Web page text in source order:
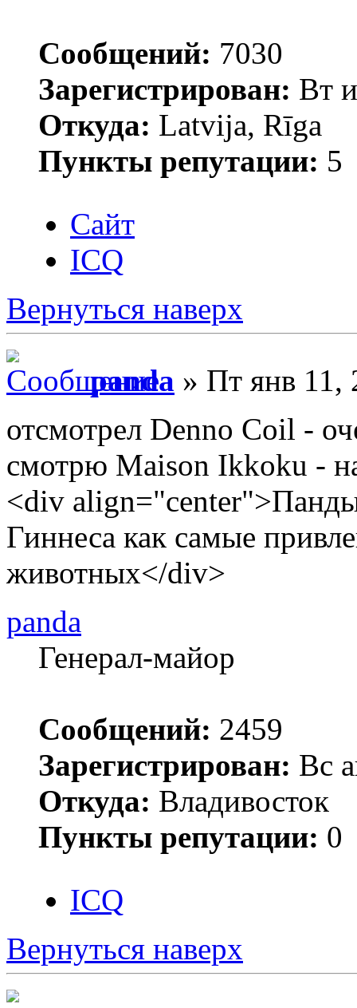
Сообщений: 7030
Зарегистрирован: Вт
Откуда: Latvija, Rīga
Пункты репутации: 5
Сайт
ICQ
Вернуться наверх
panda » Пт янв 11,
отсмотрел Denno Coil -
смотрю Maison Ikkoku -
<div
Гиннеса как самые
животных</div>
panda
Генерал-майор
Сообщений: 2459
Зарегистрирован: Вс
Откуда: Владивосток
Пункты репутации: 0
ICQ
Вернуться наверх